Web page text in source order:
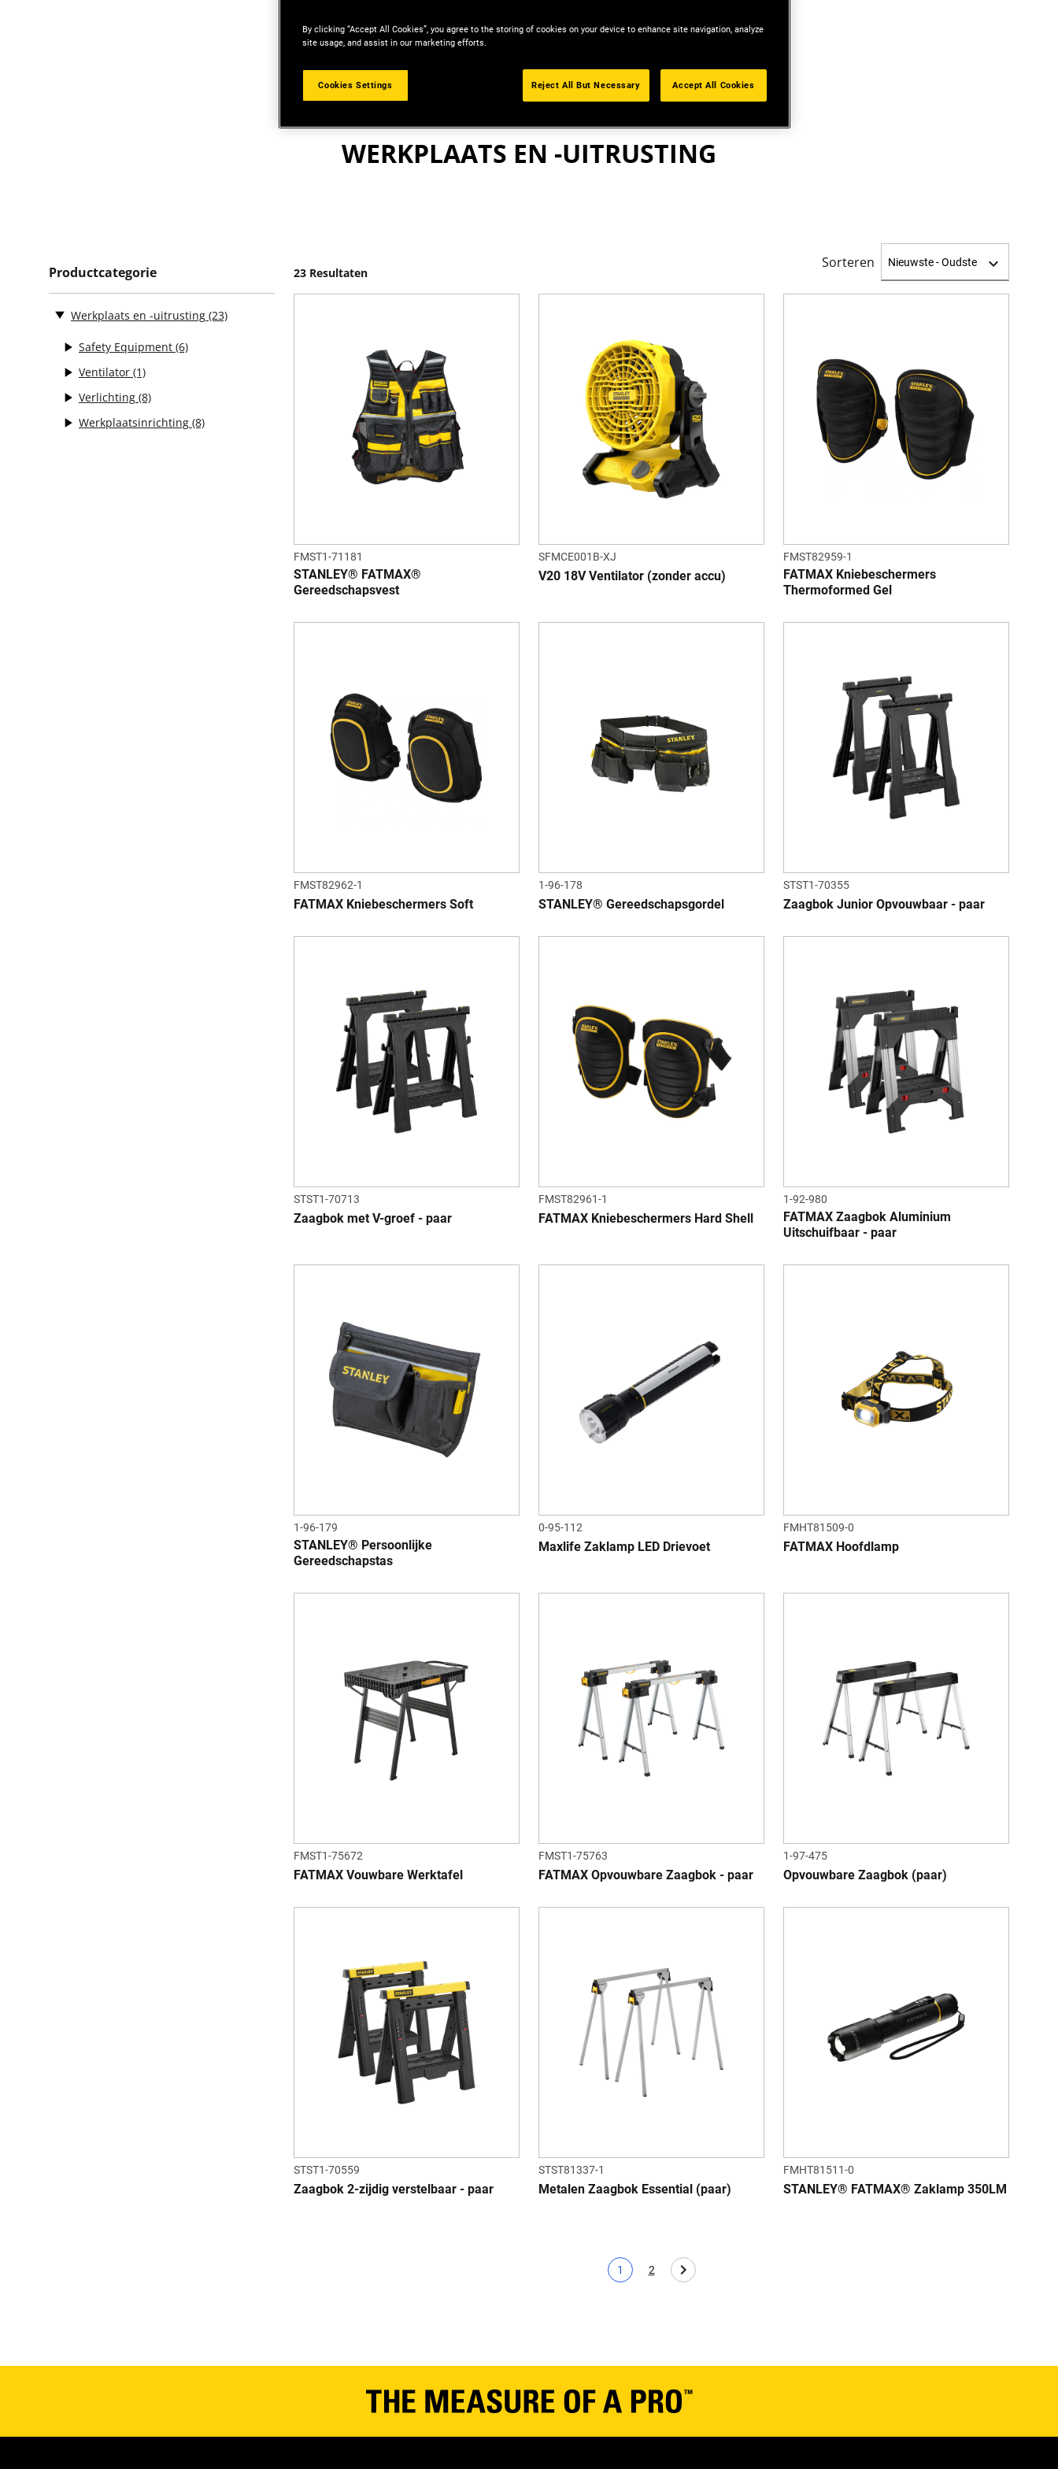
PRODUCTEN
WERKPLAATS EN -UITRUSTING
Productcategorie
Werkplaats en -uitrusting (23)
Safety Equipment (6)
Ventilator (1)
Verlichting (8)
Werkplaatsinrichting (8)
23 Resultaten
Sorteren
FMST1-71181
STANLEY® FATMAX®
Gereedschapsvest
SFMCE001B-XJ
V20 18V Ventilator (zonder accu)
FMST82959-1
FATMAX Kniebeschermers
Thermoformed Gel
FMST82962-1
FATMAX Kniebeschermers Soft
1-96-178
STANLEY® Gereedschapsgordel
STST1-70355
Zaagbok Junior Opvouwbaar - paar
STST1-70713
Zaagbok met V-groef - paar
FMST82961-1
FATMAX Kniebeschermers Hard Shell
1-92-980
FATMAX Zaagbok Aluminium
Uitschuifbaar - paar
1-96-179
STANLEY® Persoonlijke
Gereedschapstas
0-95-112
Maxlife Zaklamp LED Drievoet
FMHT81509-0
FATMAX Hoofdlamp
FMST1-75672
FATMAX Vouwbare Werktafel
FMST1-75763
FATMAX Opvouwbare Zaagbok - paar
1-97-475
Opvouwbare Zaagbok (paar)
STST1-70559
Zaagbok 2-zijdig verstelbaar - paar
STST81337-1
Metalen Zaagbok Essential (paar)
FMHT81511-0
STANLEY® FATMAX® Zaklamp 350LM
Huidige pagina
1
Page
2
By clicking “Accept All Cookies”, you agree to the storing of cookies on your device to enhance site navigation, analyze
site usage, and assist in our marketing efforts.
Cookies Settings Reject All But Necessary Accept All Cookies